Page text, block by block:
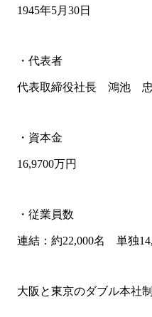
1945年5月30日
・代表者
代表取締役社長 鴻池
・資本金
16,9700万円
・従業員数
連結：約22,000名 単独
大阪と東京のダブル本社制